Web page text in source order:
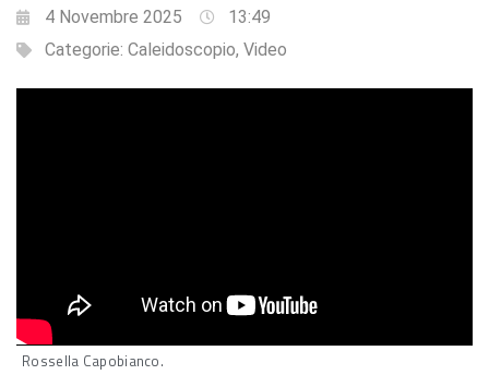
4 Novembre 2025
13:49
Categorie: Caleidoscopio, Video
Rossella Capobianco.